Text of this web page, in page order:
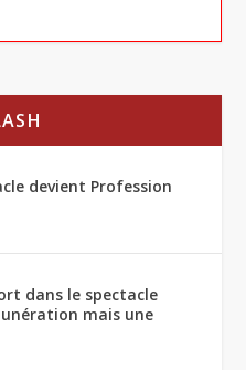
devient Profession
dans le spectacle
mais une